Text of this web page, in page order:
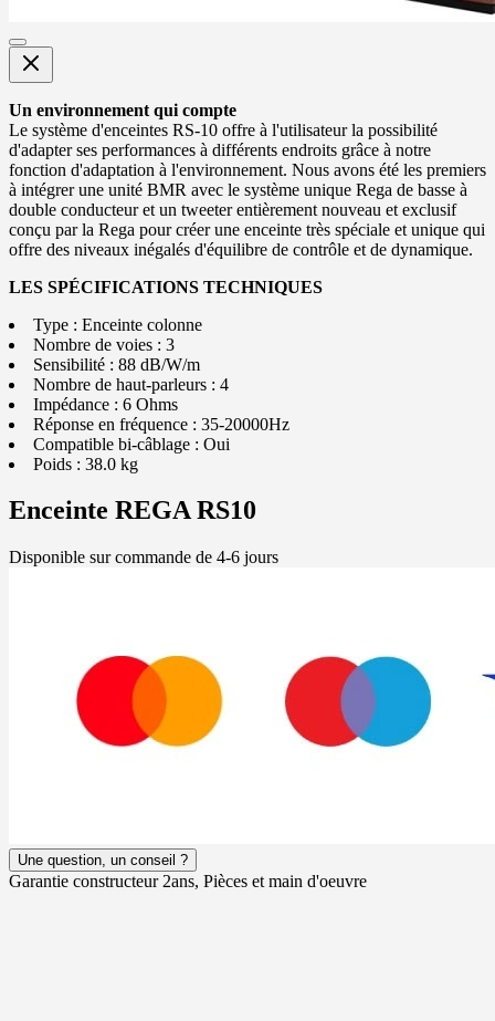
Un environnement qui compte
Le système d'enceintes RS-10 offre à l'utilisateur la possibilité
d'adapter ses performances à différents endroits grâce à notre
fonction d'adaptation à l'environnement. Nous avons été les premiers
à intégrer une unité BMR avec le système unique Rega de basse à
double conducteur et un tweeter entièrement nouveau et exclusif
conçu par la Rega pour créer une enceinte très spéciale et unique qui
offre des niveaux inégalés d'équilibre de contrôle et de dynamique.
LES SPÉCIFICATIONS TECHNIQUES
Type : Enceinte colonne
Nombre de voies : 3
Sensibilité : 88 dB/W/m
Nombre de haut-parleurs : 4
Impédance : 6 Ohms
Réponse en fréquence : 35-20000Hz
Compatible bi-câblage : Oui
Poids : 38.0 kg
Enceinte REGA RS10
Disponible sur commande de 4-6 jours
Une question, un conseil ?
Garantie constructeur 2ans, Pièces et main d'oeuvre